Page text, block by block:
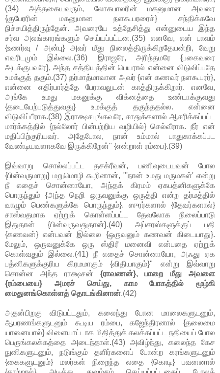
(34) அத்தகையவரும், லோகபாலரின் மகனுமான அவரை
{குபேரரின் மகனுமான நளகூபரரைச்} சந்திக்கவே
நிச்சயித்திருந்தேன். அவரையே உத்தேசித்து என்னுடைய இந்த
சர்வ அலங்காரங்களும் செய்யப்பட்டன.(35) எனவே, என் பாவம்
{உணர்வு / அன்பு} அவர் மீது நிலைத்திருக்கிறதேயன்றி, வேறு
எவரிடமும் இல்லை.(36) இராஜரே, அரிந்தமரே {பகைவரை
அடக்குபவரே}, அந்த சத்தியத்தின் பெயரால் என்னை விடுவிப்பதே
உமக்குத் தகும்.(37) தர்மாத்மாவான அவர் {என் கணவர் நளகூபரர்},
என்னை எதிர்பார்த்தே பேராவலுடன் காத்திருக்கிறார். எனவே,
அங்கே உமது மகனுக்கு விக்னத்தை உண்டாக்குவது
{தடையேற்படுத்துவது} உமக்குத் தகுந்ததல்ல. என்னை
விடுவிப்பீராக.(38) இராக்ஷசபுங்கவரே, சாதுக்களால் ஆசரிக்கப்பட்ட
மார்க்கத்தில் {நல்லோர் பின்பற்றிய வழியில்} செல்வீராக. நீர் என்
மதிப்பிற்குரியவர். அதேபோல, நான் உம்மால் பாதுகாக்கப்பட
வேண்டியவளாகவே இருக்கிறேன்" {என்றாள் ரம்பை}.(39)
இவ்வாறு சொல்லப்பட்ட தசக்ரீவன், பணிவுடையவன் போல
{பின்வருமாறு} மறுமொழி கூறினான், "'நான் உமது மருமகள்' என்று
நீ எதைச் சொன்னாயோ, அந்தக் கிரமம் ஏகபத்னிகளுக்கே
பொருந்தும் {அந்த நெறி ஒருவனுக்கு ஒருத்தி என்ற தர்மத்தில்
வாழும் பெண்களுக்கே பொருந்தும்}. ஸுரர்களால் {தேவர்களால்}
சாஸ்வதமாக ஏற்றுக் கொள்ளப்பட்ட தேவலோக நிலைப்பாடு
இதுதான் {பின்வருவதுதான்}.(40) அப்சரஸ்களுக்குப் பதி
{கணவன்} என்பவன் இல்லை {ஒருவனும் கணவன் கிடையாது}.
மேலும், ஒருவனுக்கே ஒரு ஸ்திரீ மனைவி என்பதை ஏற்றுக்
கொள்வதும் இல்லை.(41) நீ எதைச் சொன்னாயோ, அஃது ஏக
பத்னிகளுக்குரிய கிரமமாகும் {விதியாகும்}" என்று இவ்வாறு
சொன்ன அந்த ராக்ஷசன் {ராவணன்}, பாறை மீது அவளை
{ரம்பையை} அமரச் செய்து, காம போகத்தில் மூழ்கி
மைதுனங்கொள்ளத் தொடங்கினான்.(42)
அதன்பிறகு விடுபட்டதும், கலைந்து போன மாலைகளுடனும்,
ஆபரணங்களுடனும் கூடிய ரம்பை, கஜேந்திரனால் {தலைமை
யானையால்} விளையாட்டாக மிதித்துக் கலக்கப்பட்ட நதியைப் போல
பெருங்கலக்கத்தை அடைந்தாள்.(43) அவிழ்ந்து, கலைந்த கேச
நுனிகளுடனும், நடுங்கும் தளிர்களைப் போன்ற கரங்களுடனும்
{கைகளுடனும்} மலர்கள் நிறைந்த லதை {கொடி} பவனனால்